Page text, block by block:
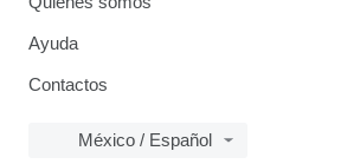
Ayuda
Contactos
México / Español